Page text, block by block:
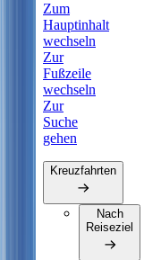
Zum
Hauptinhalt
wechseln
Zur
Fußzeile
wechseln
Zur
Suche
gehen
Kreuzfahrten
Nach
Reiseziel